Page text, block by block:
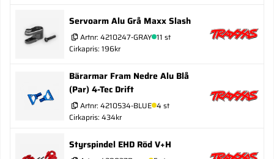
Servoarm Alu Grå Maxx Slash
Artnr: 4210247-GRAY 11 st
Cirkapris: 196kr
Bärarmar Fram Nedre Alu Blå
(Par) 4-Tec Drift
Artnr: 4210534-BLUE 4 st
Cirkapris: 434kr
Styrspindel EHD Röd V+H